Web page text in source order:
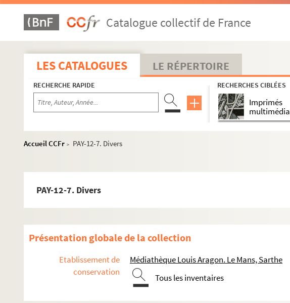
Catalogue collectif de France
LES CATALOGUES LE RÉPERTOIRE
RECHERCHE RAPIDE RECHERCHES CIBLÉES
Imprimés
multimédia
Accueil CCFr >
PAY-12-7. Divers
PAY-12-7. Divers
Présentation globale de la collection
Etablissement de
conservation
Médiathèque Louis Aragon. Le Mans, Sarthe
Tous les inventaires
Œuvres
Romans et nouvelles
PAY-7. Je m'appelle Jéricho
PAY-8. Les faiseurs de chance
PAY-9. Les feux de la Chandeleur